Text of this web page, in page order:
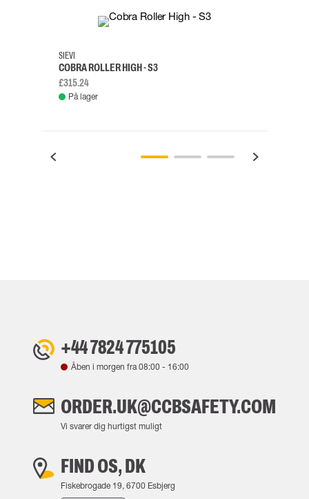
38
SIEVI
COBRA ROLLER HIGH - S3
£315.24
På lager
+44 7824 775105
Åben i morgen fra08:00 - 16:00
ORDER.UK@CCBSAFETY.COM
Vi svarer dig hurtigst muligt
FIND OS, DK
Fiskebrogade 19, 6700 Esbjerg